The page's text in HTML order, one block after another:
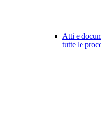
Atti e
tutte le